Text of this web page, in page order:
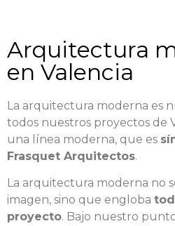
Arquitectura
en Valencia
La arquitectura moderna es
todos nuestros proyectos de
una línea moderna, que es
Frasquet Arquitectos.
La arquitectura moderna no
imagen, sino que engloba
proyecto. Bajo nuestro